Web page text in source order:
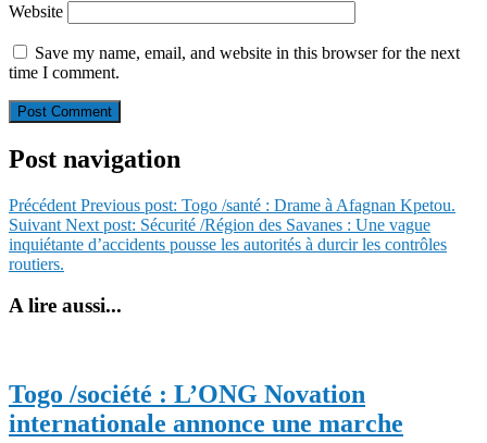
Website
Save my name, email, and website in this browser for the next
time I comment.
Post navigation
Précédent Previous post: Togo /santé : Drame à Afagnan Kpetou.
Suivant Next post: Sécurité /Région des Savanes : Une vague
inquiétante d’accidents pousse les autorités à durcir les contrôles
routiers.
A lire aussi...
Togo /société : L’ONG Novation
internationale annonce une marche